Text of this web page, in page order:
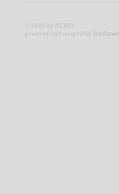
© 2026 by ΔΣΚΩ
powered and secured by thefixer